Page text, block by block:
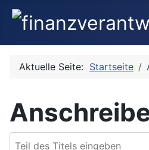
Aktuelle Seite: Startseite